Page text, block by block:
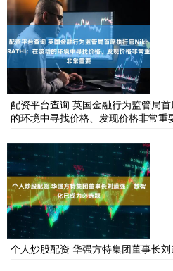
配资平台查询 英国金融行为监管局
的环境中寻找价格、发现价格非常重
个人炒股配资 华强方特集团董事长